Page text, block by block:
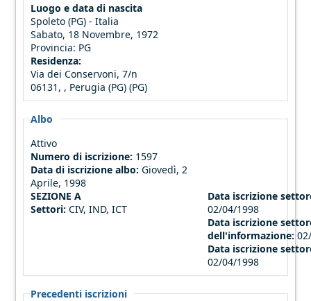
Luogo e data di nascita
Spoleto (PG) - Italia
Sabato, 18 Novembre, 1972
Provincia: PG
Residenza:
Via dei Conservoni, 7/n
06131, , Perugia (PG) (PG)
Albo
Attivo
Numero di iscrizione: 1597
Data di iscrizione albo: Giovedì, 2
Aprile, 1998
SEZIONE A
Settori: CIV, IND, ICT
Data iscrizione
02/04/1998
Data iscrizione
dell'informazione:
Data iscrizione
02/04/1998
Precedenti iscrizioni